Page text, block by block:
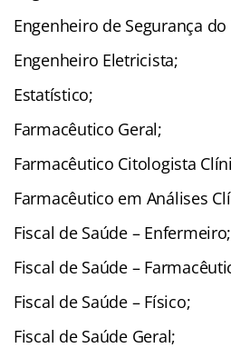
Engenheiro de Segurança
Engenheiro Eletricista;
Estatístico;
Farmacêutico Geral;
Farmacêutico Citologista
Farmacêutico em Análises
Fiscal de Saúde – Enfermeiro;
Fiscal de Saúde –
Fiscal de Saúde – Físico;
Fiscal de Saúde Geral;